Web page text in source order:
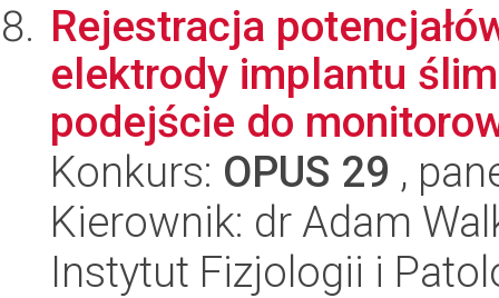
Rejestracja
elektrody implantu
podejście do
Konkurs: OPUS 29 ,
Kierownik: dr Adam
Instytut Fizjologii i